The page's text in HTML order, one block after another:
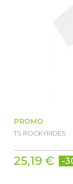
PROMO
TS ROCKYRIDES
25,19 € -